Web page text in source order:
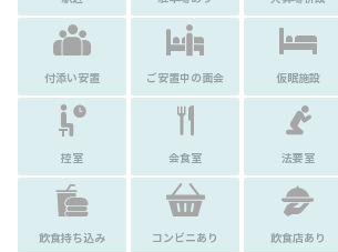
付添い安置 ご安置中の面会 仮眠施設
控室 会食室 法要室
飲食持ち込み コンビニあり 飲食店あり